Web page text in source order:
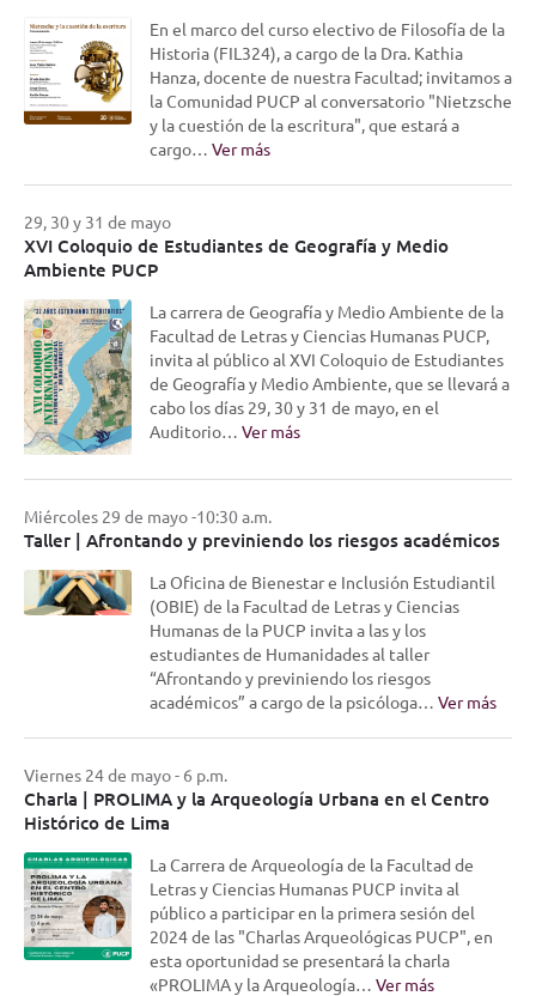
En el marco del curso electivo de Filosofía de la
Historia (FIL324), a cargo de la Dra. Kathia
Hanza, docente de nuestra Facultad; invitamos a
la Comunidad PUCP al conversatorio "Nietzsche
y la cuestión de la escritura", que estará a
cargo… Ver más
29, 30 y 31 de mayo
XVI Coloquio de Estudiantes de Geografía y Medio
Ambiente PUCP
La carrera de Geografía y Medio Ambiente de la
Facultad de Letras y Ciencias Humanas PUCP,
invita al público al XVI Coloquio de Estudiantes
de Geografía y Medio Ambiente, que se llevará a
cabo los días 29, 30 y 31 de mayo, en el
Auditorio… Ver más
Miércoles 29 de mayo -10:30 a.m.
Taller | Afrontando y previniendo los riesgos académicos
La Oficina de Bienestar e Inclusión Estudiantil
(OBIE) de la Facultad de Letras y Ciencias
Humanas de la PUCP invita a las y los
estudiantes de Humanidades al taller
“Afrontando y previniendo los riesgos
académicos” a cargo de la psicóloga… Ver más
Viernes 24 de mayo - 6 p.m.
Charla | PROLIMA y la Arqueología Urbana en el Centro
Histórico de Lima
La Carrera de Arqueología de la Facultad de
Letras y Ciencias Humanas PUCP invita al
público a participar en la primera sesión del
2024 de las "Charlas Arqueológicas PUCP", en
esta oportunidad se presentará la charla
«PROLIMA y la Arqueología… Ver más